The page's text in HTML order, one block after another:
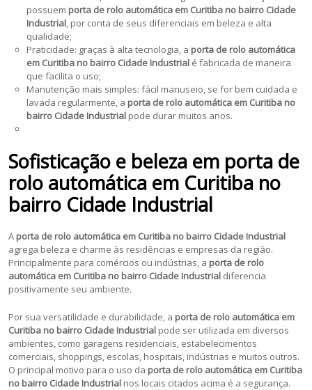
possuem porta de rolo automática em Curitiba no bairro Cidade
Industrial , por conta de seus diferenciais em beleza e alta
qualidade;
Praticidade: graças à alta tecnologia, a porta de rolo automática
em Curitiba no bairro Cidade Industrial é fabricada de maneira
que facilita o uso;
Manutenção mais simples: fácil manuseio, se for bem cuidada e
lavada regularmente, a porta de rolo automática em Curitiba no
bairro Cidade Industrial pode durar muitos anos.
Sofisticação e beleza em porta de
rolo automática em Curitiba no
bairro Cidade Industrial
A porta de rolo automática em Curitiba no bairro Cidade Industrial
agrega beleza e charme às residências e empresas da região.
Principalmente para comércios ou indústrias, a porta de rolo
automática em Curitiba no bairro Cidade Industrial diferencia
positivamente seu ambiente.
Por sua versatilidade e durabilidade, a porta de rolo automática em
Curitiba no bairro Cidade Industrial pode ser utilizada em diversos
ambientes, como garagens residenciais, estabelecimentos
comerciais, shoppings, escolas, hospitais, indústrias e muitos outros.
O principal motivo para o uso da porta de rolo automática em Curitiba
no bairro Cidade Industrial nos locais citados acima é a segurança.